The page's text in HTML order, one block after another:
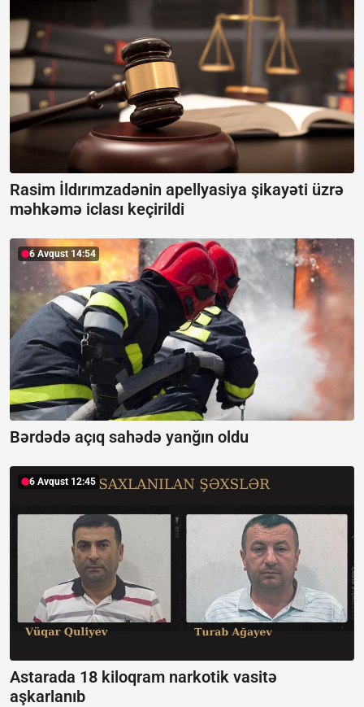
Rasim İldırımzadənin apellyasiya şikayəti üzrə
məhkəmə iclası keçirildi
6 Avqust 14:54
Bərdədə açıq sahədə yanğın oldu
6 Avqust 12:45
Astarada 18 kiloqram narkotik vasitə
aşkarlanıb